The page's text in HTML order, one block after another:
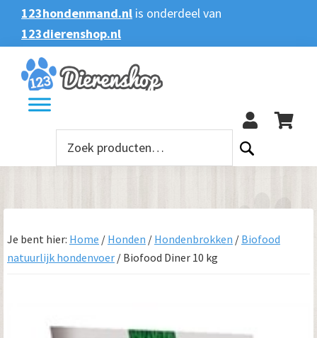
Spring
naar
de
hoofdnavigatie
Door
naar
de
hoofd
inhoud
Spring
naar
de
voettekst
123hondenmand.nl is onderdeel van
123dierenshop.nl
Zoeken
Zoeken
naar:
Je bent hier: Home / Honden / Hondenbrokken / Biofood
natuurlijk hondenvoer / Biofood Diner 10 kg